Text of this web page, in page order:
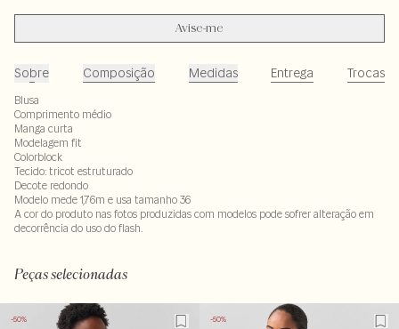
Avise-me
Sobre Composição Medidas Entrega Trocas
Blusa
Comprimento médio
Manga curta
Modelagem fit
Colorblock
Tecido: tricot estruturado
Decote redondo
Modelo mede 1,76m e usa tamanho 36
A cor do produto nas fotos produzidas com modelos pode sofrer alteração em
decorrência do uso do flash.
Peças selecionadas
-50% -50%